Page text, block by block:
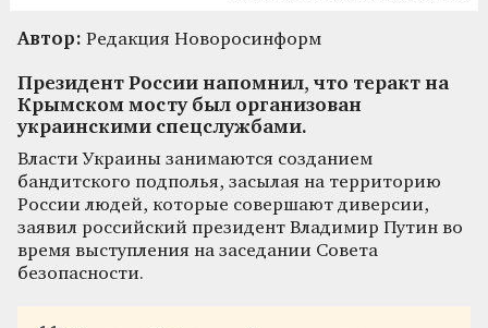
Автор: Редакция Новоросинформ
Президент России напомнил, что теракт на
Крымском мосту был организован
украинскими спецслужбами.
Власти Украины занимаются созданием
бандитского подполья, засылая на территорию
России людей, которые совершают диверсии,
заявил российский президент Владимир Путин во
время выступления на заседании Совета
безопасности.